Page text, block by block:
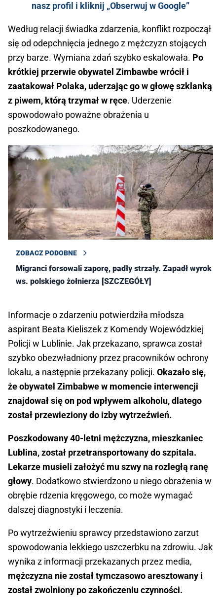
nasz profil i kliknij „Obserwuj w Google”
Według relacji świadka zdarzenia, konflikt rozpoczął
się od odepchnięcia jednego z mężczyzn stojących
przy barze. Wymiana zdań szybko eskalowała. Po
krótkiej przerwie obywatel Zimbawbe wrócił i
zaatakował Polaka, uderzając go w głowę szklanką
z piwem, którą trzymał w ręce. Uderzenie
spowodowało poważne obrażenia u
poszkodowanego.
ZOBACZ PODOBNE
Migranci forsowali zaporę, padły strzały. Zapadł wyrok
ws. polskiego żołnierza [SZCZEGÓŁY]
Informacje o zdarzeniu potwierdziła młodsza
aspirant Beata Kieliszek z Komendy Wojewódzkiej
Policji w Lublinie. Jak przekazano, sprawca został
szybko obezwładniony przez pracowników ochrony
lokalu, a następnie przekazany policji. Okazało się,
że obywatel Zimbabwe w momencie interwencji
znajdował się on pod wpływem alkoholu, dlatego
został przewieziony do izby wytrzeźwień.
Poszkodowany 40-letni mężczyzna, mieszkaniec
Lublina, został przetransportowany do szpitala.
Lekarze musieli założyć mu szwy na rozległą ranę
głowy. Dodatkowo stwierdzono u niego obrażenia w
obrębie rdzenia kręgowego, co może wymagać
dalszej diagnostyki i leczenia.
Po wytrzeźwieniu sprawcy przedstawiono zarzut
spowodowania lekkiego uszczerbku na zdrowiu. Jak
wynika z informacji przekazanych przez media,
mężczyzna nie został tymczasowo aresztowany i
został zwolniony po zakończeniu czynności.